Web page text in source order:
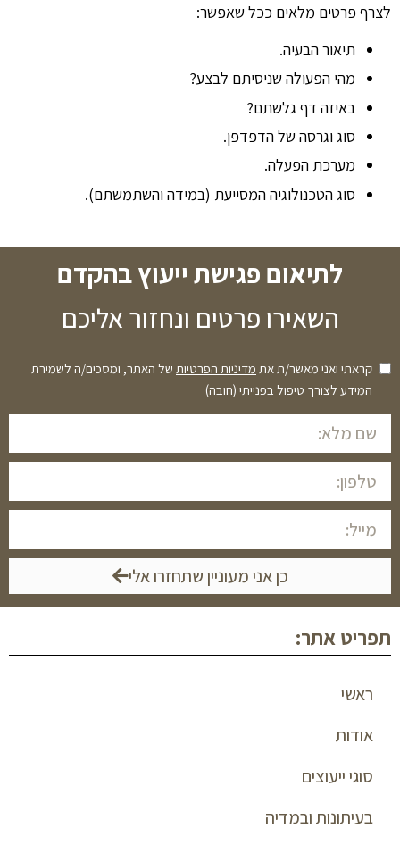
לצרף פרטים מלאים ככל שאפשר:
תיאור הבעיה.
מהי הפעולה שניסיתם לבצע?
באיזה דף גלשתם?
סוג וגרסה של הדפדפן.
מערכת הפעלה.
סוג הטכנולוגיה המסייעת (במידה והשתמשתם).
לתיאום פגישת ייעוץ בהקדם
השאירו פרטים ונחזור אליכם
קראתי ואני מאשר/ת את מדיניות הפרטיות של האתר, ומסכים/ה לשמירת
המידע לצורך טיפול בפנייתי (חובה)
כן אני מעוניין שתחזרו אלי
תפריט אתר:
ראשי
אודות
סוגי ייעוצים
בעיתונות ובמדיה